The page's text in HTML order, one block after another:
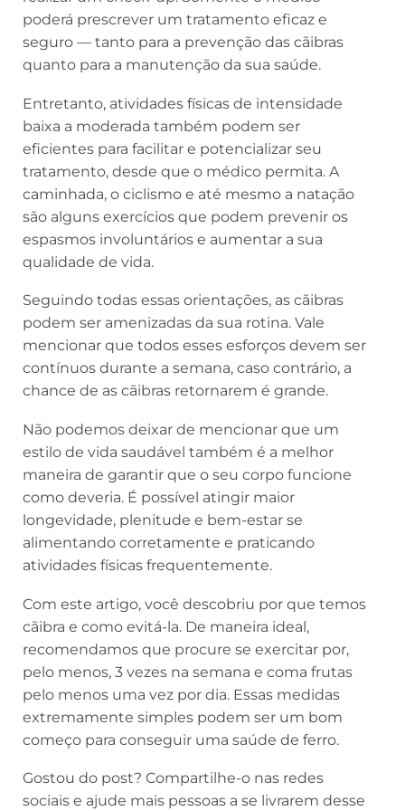
poderá prescrever um tratamento eficaz e
seguro — tanto para a prevenção das cãibras
quanto para a manutenção da sua saúde.
Entretanto, atividades físicas de intensidade
baixa a moderada também podem ser
eficientes para facilitar e potencializar seu
tratamento, desde que o médico permita. A
caminhada, o ciclismo e até mesmo a natação
são alguns exercícios que podem prevenir os
espasmos involuntários e aumentar a sua
qualidade de vida.
Seguindo todas essas orientações, as cãibras
podem ser amenizadas da sua rotina. Vale
mencionar que todos esses esforços devem ser
contínuos durante a semana, caso contrário, a
chance de as cãibras retornarem é grande.
Não podemos deixar de mencionar que um
estilo de vida saudável também é a melhor
maneira de garantir que o seu corpo funcione
como deveria. É possível atingir maior
longevidade, plenitude e bem-estar se
alimentando corretamente e praticando
atividades físicas frequentemente.
Com este artigo, você descobriu por que temos
cãibra e como evitá-la. De maneira ideal,
recomendamos que procure se exercitar por,
pelo menos, 3 vezes na semana e coma frutas
pelo menos uma vez por dia. Essas medidas
extremamente simples podem ser um bom
começo para conseguir uma saúde de ferro.
Gostou do post? Compartilhe-o nas redes
sociais e ajude mais pessoas a se livrarem desse